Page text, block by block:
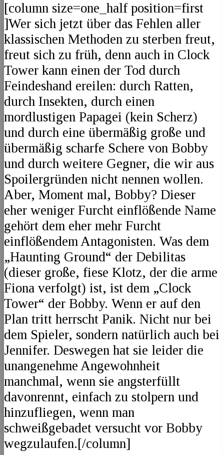
[column size=one_half position=first
]Wer sich jetzt über das Fehlen aller
klassischen Methoden zu sterben freut,
freut sich zu früh, denn auch in Clock
Tower kann einen der Tod durch
Feindeshand ereilen: durch Ratten,
durch Insekten, durch einen
mordlustigen Papagei (kein Scherz)
und durch eine übermäßig große und
übermäßig scharfe Schere von Bobby
und durch weitere Gegner, die wir aus
Spoilergründen nicht nennen wollen.
Aber, Moment mal, Bobby? Dieser
eher weniger Furcht einflößende Name
gehört dem eher mehr Furcht
einflößendem Antagonisten. Was dem
„Haunting Ground“ der Debilitas
(dieser große, fiese Klotz, der die arme
Fiona verfolgt) ist, ist dem „Clock
Tower“ der Bobby. Wenn er auf den
Plan tritt herrscht Panik. Nicht nur bei
dem Spieler, sondern natürlich auch bei
Jennifer. Deswegen hat sie leider die
unangenehme Angewohnheit
manchmal, wenn sie angsterfüllt
davonrennt, einfach zu stolpern und
hinzufliegen, wenn man
schweißgebadet versucht vor Bobby
wegzulaufen.[/column]